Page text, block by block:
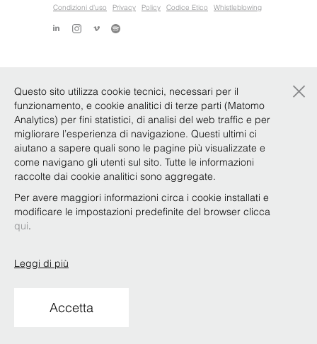
Condizioni d'uso
Privacy Policy Codice Etico Whistleblowing
Questo sito utilizza cookie tecnici, necessari per il
funzionamento, e cookie analitici di terze parti (Matomo
Analytics) per fini statistici, di analisi del web traffic e per
migliorare l’esperienza di navigazione. Questi ultimi ci
aiutano a sapere quali sono le pagine più visualizzate e
come navigano gli utenti sul sito. Tutte le informazioni
raccolte dai cookie analitici sono aggregate.
Per avere maggiori informazioni circa i cookie installati e
modificare le impostazioni predefinite del browser clicca
qui.
Leggi di più
Accetta
×